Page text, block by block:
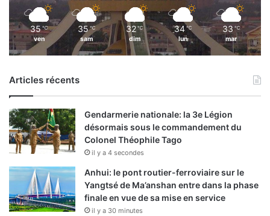
35 ℃
ven
35 ℃
sam
32 ℃
dim
34 ℃
lun
33 ℃
mar
Articles récents
Gendarmerie nationale: la 3e Légion
désormais sous le commandement du
Colonel Théophile Tago
il y a 4 secondes
Anhui: le pont routier-ferroviaire sur le
Yangtsé de Ma’anshan entre dans la phase
finale en vue de sa mise en service
il y a 30 minutes